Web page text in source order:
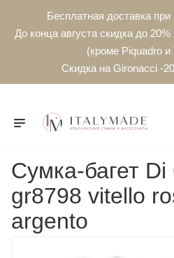
Бесплатная доставка при
До конца августа скидка до
(кроме Piquadro и
Скидка на Gironacci -
Сумка-багет
gr8798 vitello
argento